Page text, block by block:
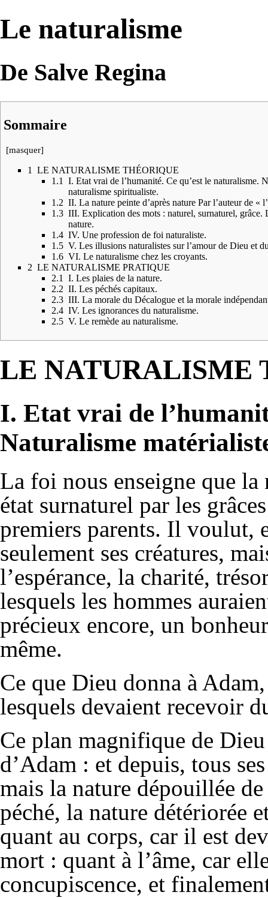
Le naturalisme
De Salve Regina
Sommaire
[masquer]
1 LE NATURALISME THÉORIQUE
1.1 I. Etat vrai de l’humanité. Ce qu’est le naturalisme.
naturalisme spiritualiste.
1.2 II. La nature peinte d’après nature Par l’auteur de «
1.3 III. Explication des mots : naturel, surnaturel, grâce.
nature.
1.4 IV. Une profession de foi naturaliste.
1.5 V. Les illusions naturalistes sur l’amour de Dieu et
1.6 VI. Le naturalisme chez les croyants.
2 LE NATURALISME PRATIQUE
2.1 I. Les plaies de la nature.
2.2 II. Les péchés capitaux.
2.3 III. La morale du Décalogue et la morale
2.4 IV. Les ignorances du naturalisme.
2.5 V. Le remède au naturalisme.
LE NATURALISME
I. Etat vrai de
Naturalisme
La foi nous enseigne que
état surnaturel par les
premiers parents. Il voulut,
seulement ses créatures,
l’espérance, la charité,
lesquels les hommes
précieux encore, un
même.
Ce que Dieu donna à
lesquels devaient recevoir
Ce plan magnifique de
d’Adam : et depuis, tous
mais la nature dépouillée
péché, la nature détériorée
quant au corps, car il est
mort : quant à l’âme, car
concupiscence, et